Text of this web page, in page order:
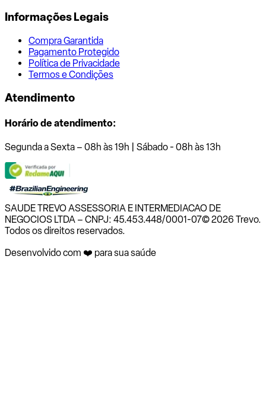
Informações Legais
Compra Garantida
Pagamento Protegido
Política de Privacidade
Termos e Condições
Atendimento
Horário de atendimento:
Segunda a Sexta – 08h às 19h | Sábado - 08h às 13h
SAUDE TREVO ASSESSORIA E INTERMEDIACAO DE
NEGOCIOS LTDA – CNPJ: 45.453.448/0001-07© 2026 Trevo.
Todos os direitos reservados.
Desenvolvido com ❤️ para sua saúde